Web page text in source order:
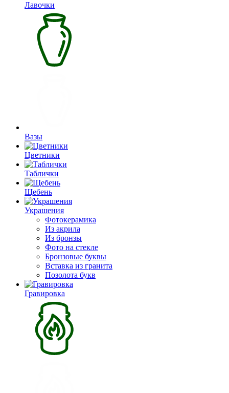
Лавочки
Вазы
Цветники
Таблички
Щебень
Украшения
Фотокерамика
Из акрила
Из бронзы
Фото на стекле
Бронзовые буквы
Вставка из гранита
Позолота букв
Гравировка